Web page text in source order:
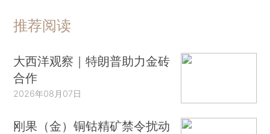
推荐阅读
大西洋观察｜特朗普助力金砖
合作
2026年08月07日
刚果（金）铜钴精矿禁令扰动